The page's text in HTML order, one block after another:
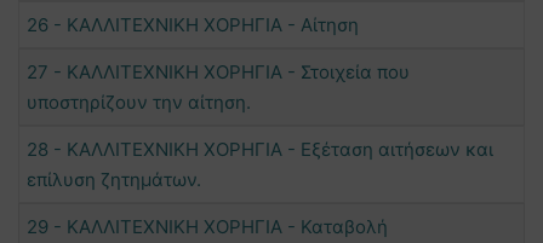
26 - ΚΑΛΛΙΤΕΧΝΙΚΗ ΧΟΡΗΓΙΑ - Αίτηση
27 - ΚΑΛΛΙΤΕΧΝΙΚΗ ΧΟΡΗΓΙΑ - Στοιχεία που
υποστηρίζουν την αίτηση.
28 - ΚΑΛΛΙΤΕΧΝΙΚΗ ΧΟΡΗΓΙΑ - Εξέταση αιτήσεων και
επίλυση ζητημάτων.
29 - ΚΑΛΛΙΤΕΧΝΙΚΗ ΧΟΡΗΓΙΑ - Καταβολή